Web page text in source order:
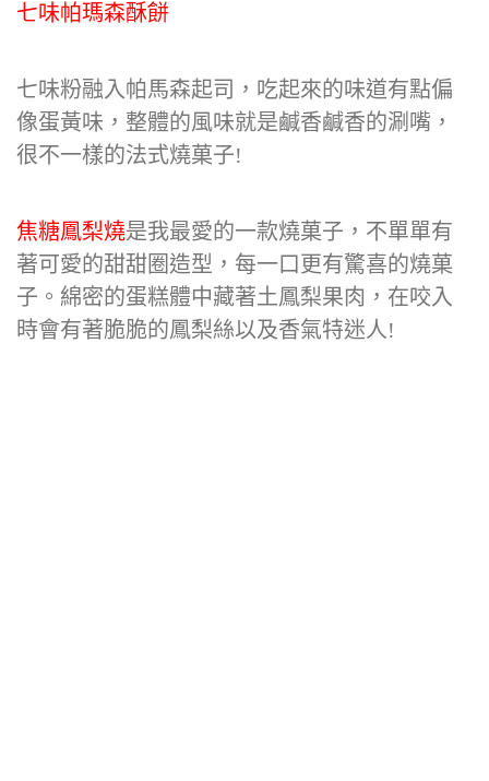
七味帕瑪森酥餅
七味粉融入帕馬森起司，吃起來的味道有點偏
像蛋黃味，整體的風味就是鹹香鹹香的涮嘴，
很不一樣的法式燒菓子!
焦糖鳳梨燒是我最愛的一款燒菓子，不單單有
著可愛的甜甜圈造型，每一口更有驚喜的燒菓
子。綿密的蛋糕體中藏著土鳳梨果肉，在咬入
時會有著脆脆的鳳梨絲以及香氣特迷人!